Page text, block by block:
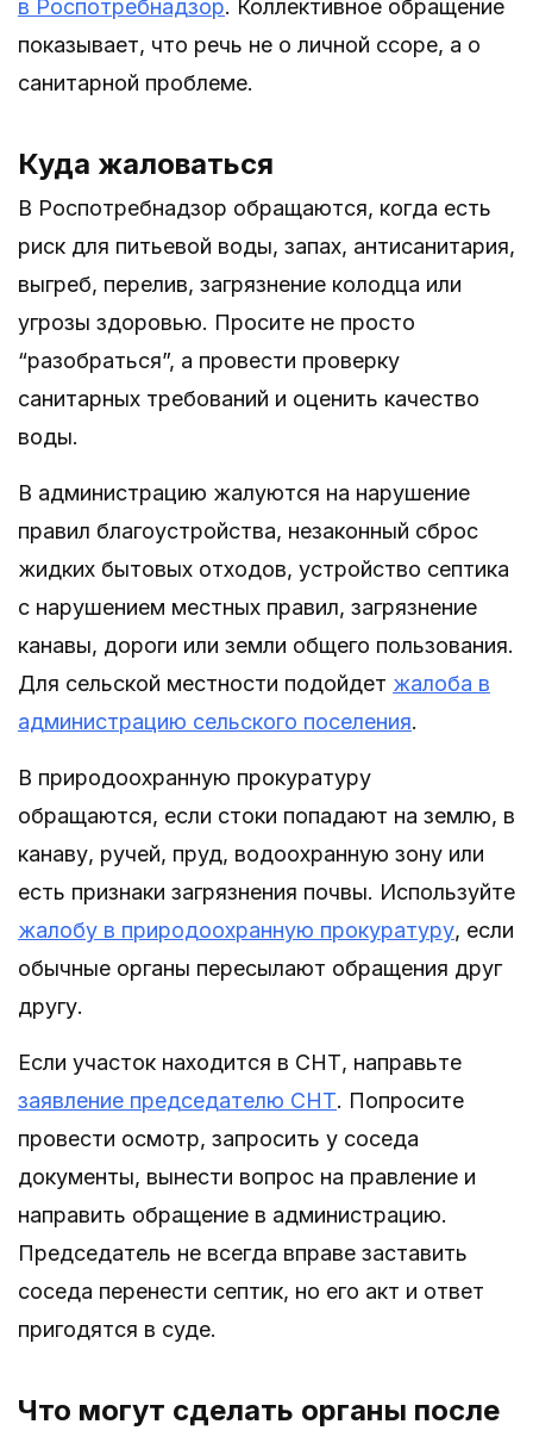
в Роспотребнадзор. Коллективное обращение
показывает, что речь не о личной ссоре, а о
санитарной проблеме.
Куда жаловаться
В Роспотребнадзор обращаются, когда есть
риск для питьевой воды, запах, антисанитария,
выгреб, перелив, загрязнение колодца или
угрозы здоровью. Просите не просто
“разобраться”, а провести проверку
санитарных требований и оценить качество
воды.
В администрацию жалуются на нарушение
правил благоустройства, незаконный сброс
жидких бытовых отходов, устройство септика
с нарушением местных правил, загрязнение
канавы, дороги или земли общего пользования.
Для сельской местности подойдет жалоба в
администрацию сельского поселения.
В природоохранную прокуратуру
обращаются, если стоки попадают на землю, в
канаву, ручей, пруд, водоохранную зону или
есть признаки загрязнения почвы. Используйте
жалобу в природоохранную прокуратуру, если
обычные органы пересылают обращения друг
другу.
Если участок находится в СНТ, направьте
заявление председателю СНТ. Попросите
провести осмотр, запросить у соседа
документы, вынести вопрос на правление и
направить обращение в администрацию.
Председатель не всегда вправе заставить
соседа перенести септик, но его акт и ответ
пригодятся в суде.
Что могут сделать органы после